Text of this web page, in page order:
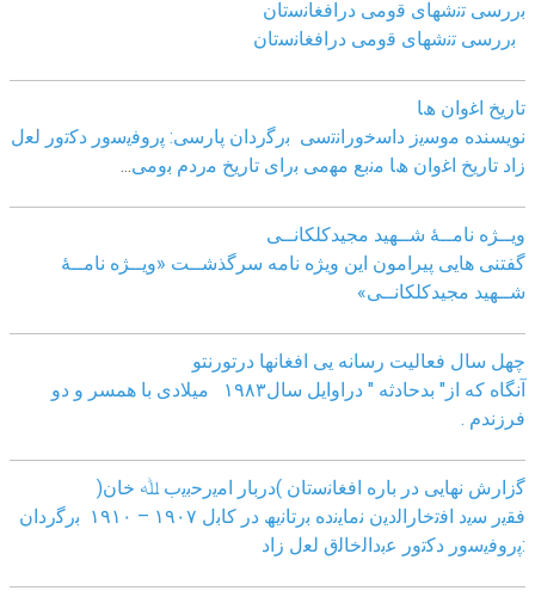
ﺑررﺳﯽ ﺗﻧﺷﮭﺎی ﻗوﻣﯽ دراﻓﻐﺎﻧﺳﺗﺎن
ﺑررﺳﯽ ﺗﻧﺷﮭﺎی ﻗوﻣﯽ دراﻓﻐﺎﻧﺳﺗﺎن
ﺗﺎرﯾﺦ اﻏوان ھﺎ
نویسنده ﻣوﺳﯾز داﺳﺧوراﻧﺗﺳﯽ ﺑرﮔردان ﭘﺎرﺳﯽ: ﭘروﻓﯾﺳور دﮐﺗور ﻟﻌل
زاد ﺗﺎرﯾﺦ اﻏوان ھﺎ ﻣﻧﺑﻊ ﻣﮭﻣﯽ ﺑرای ﺗﺎرﯾﺦ ﻣردم ﺑوﻣﯽ
ویــژه نامــۀ شــهید مجیدکلکانــی
گفتنی هایی پیرامون این ویژه نامه سرگذشــت «ویــژه نامــۀ
شــهید مجیدکلکانــی»
چهل سال فعالیت رسانه یی افغانها درتورنتو
آنگاه که از" بدحادثه " دراوایل سال۱۹۸۳ میلادی با همسر و دو
فرزندم .
ﮔزارش ﻧﮭﺎﯾﯽ در ﺑﺎره اﻓﻐﺎﻧﺳﺗﺎن )درﺑﺎر اﻣﯾرﺣﺑﯾب ﷲ ﺧﺎن(
ﻓﻘﯾر ﺳﯾد اﻓﺗﺧﺎراﻟدﯾن ﻧﻣﺎﯾﻧده ﺑرﺗﺎﻧﯾﮫ در ﮐﺎﺑل ١٩٠٧ – ١٩١٠ ﺑرﮔردان
:ﭘروﻓﯾﺳور دﮐﺗور ﻋﺑداﻟﺧﺎﻟق ﻟﻌل زاد